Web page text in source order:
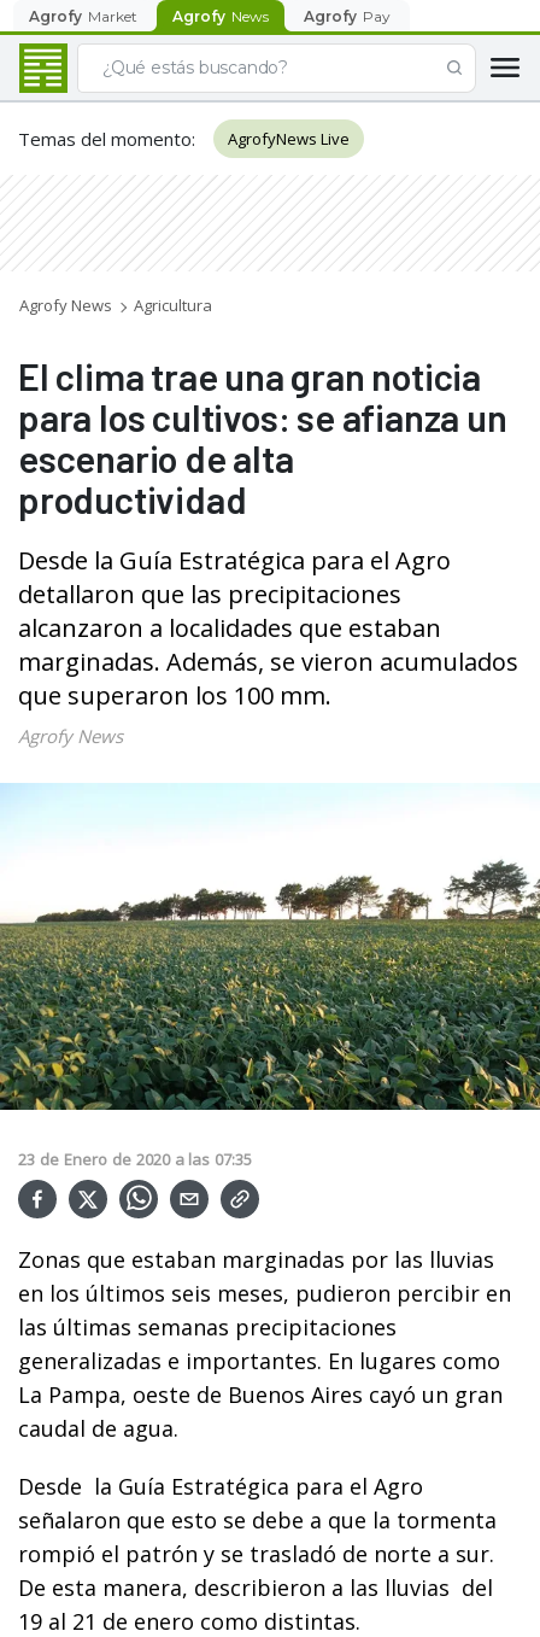
Agrofy Market Agrofy News Agrofy Pay
Temas del momento: AgrofyNews Live
Agrofy News Agricultura
El clima trae una gran noticia
para los cultivos: se afianza un
escenario de alta
productividad
Desde la Guía Estratégica para el Agro
detallaron que las precipitaciones
alcanzaron a localidades que estaban
marginadas. Además, se vieron acumulados
que superaron los 100 mm.
Agrofy News
23 de Enero de 2020 a las 07:35
Zonas que estaban marginadas por las lluvias
en los últimos seis meses, pudieron percibir en
las últimas semanas precipitaciones
generalizadas e importantes. En lugares como
La Pampa, oeste de Buenos Aires cayó un gran
caudal de agua.
Desde la Guía Estratégica para el Agro
señalaron que esto se debe a que la tormenta
rompió el patrón y se trasladó de norte a sur.
De esta manera, describieron a las lluvias del
19 al 21 de enero como distintas.